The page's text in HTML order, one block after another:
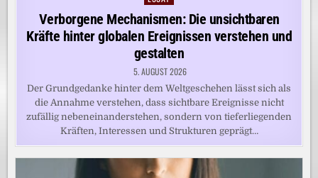
in
Verborgene Mechanismen: Die unsichtbaren
Kräfte hinter globalen Ereignissen verstehen und
gestalten
5. AUGUST 2026
Der Grundgedanke hinter dem Weltgeschehen lässt sich als
die Annahme verstehen, dass sichtbare Ereignisse nicht
zufällig nebeneinanderstehen, sondern von tieferliegenden
Kräften, Interessen und Strukturen geprägt…